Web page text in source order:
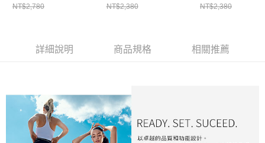
NT$2,780 NT$2,380 NT$2,380
詳細說明 商品規格 相關推薦